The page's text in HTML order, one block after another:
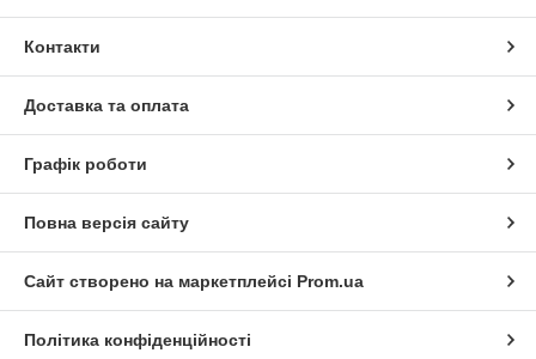
Контакти
Доставка та оплата
Графік роботи
Повна версія сайту
Сайт створено на маркетплейсі Prom.ua
Політика конфіденційності